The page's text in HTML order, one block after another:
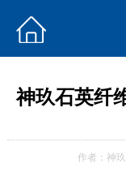
神玖石英纤
作者：神